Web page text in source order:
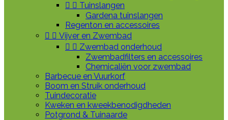
  Tuinslangen
Gardena tuinslangen
Regenton en accessoires
  Vijver en Zwembad
  Zwembad onderhoud
Zwembadfilters en accessoires
Chemicaliën voor zwembad
Barbecue en Vuurkorf
Boom en Struik onderhoud
Tuindecoratie
Kweken en kweekbenodigdheden
Potgrond & Tuinaarde